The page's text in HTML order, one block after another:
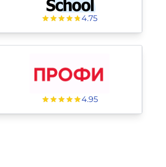
4.75
4.95